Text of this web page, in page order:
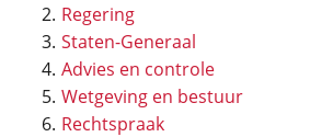
Regering
Staten-Generaal
Advies en controle
Wetgeving en bestuur
Rechtspraak